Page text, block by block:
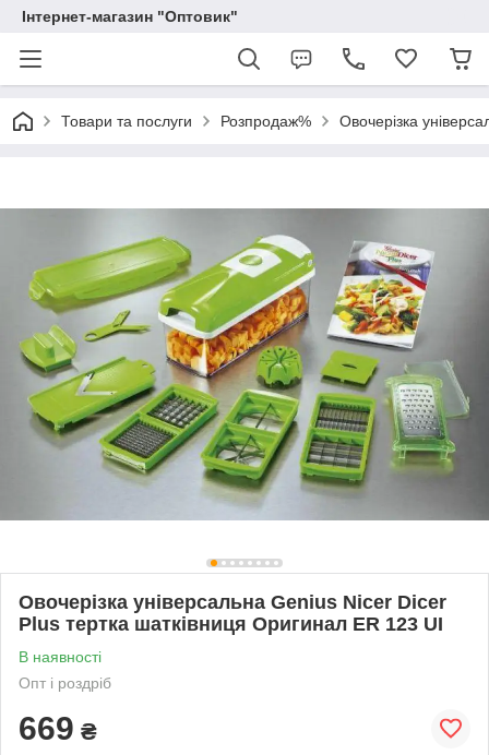
Інтернет-магазин "Оптовик"
Товари та послуги Розпродаж% Овочерізка
Овочерізка універсальна Genius Nicer Dicer
Plus тертка шатківниця Оригинал ER 123 UI
В наявності
Опт і роздріб
669 ₴